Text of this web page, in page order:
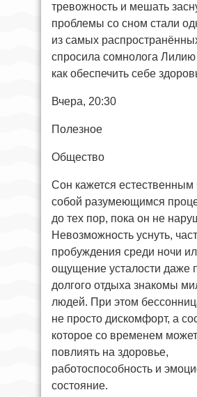
тревожность и мешать
проблемы со сном стали
из самых
спросила сомнолога
как обеспечить себе
Вчера, 20:30
Полезное
Общество
Сон кажется естественным
собой разумеющимся
до тех пор, пока он не
Невозможность уснуть,
пробуждения среди ночи
ощущение усталости даже
долгого отдыха знакомы
людей. При этом
не просто дискомфорт, а
которое со временем
повлиять на здоровье,
работоспособность и
состояние.